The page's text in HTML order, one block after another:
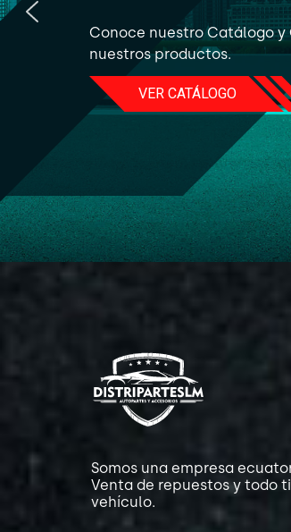
Conoce nuestro Catálogo y
nuestros productos.
VER CATÁLOGO
Somos una empresa
Venta de repuestos y todo
vehículo.